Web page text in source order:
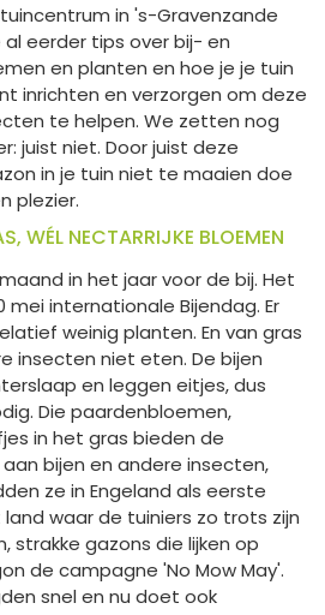
in 's-Gravenzande
eerder tips over bij- en
en planten en hoe je je tuin
inrichten en verzorgen om deze
te helpen. We zetten nog
juist niet. Door juist deze
in je tuin niet te maaien doe
plezier.
WÉL NECTARRIJKE BLOEMEN
in het jaar voor de bij. Het
mei internationale Bijendag. Er
weinig planten. En van gras
insecten niet eten. De bijen
en leggen eitjes, dus
Die paardenbloemen,
in het gras bieden de
bijen en andere insecten,
ze in Engeland als eerste
waar de tuiniers zo trots zijn
strakke gazons die lijken op
de campagne 'No Mow May'.
snel en nu doet ook